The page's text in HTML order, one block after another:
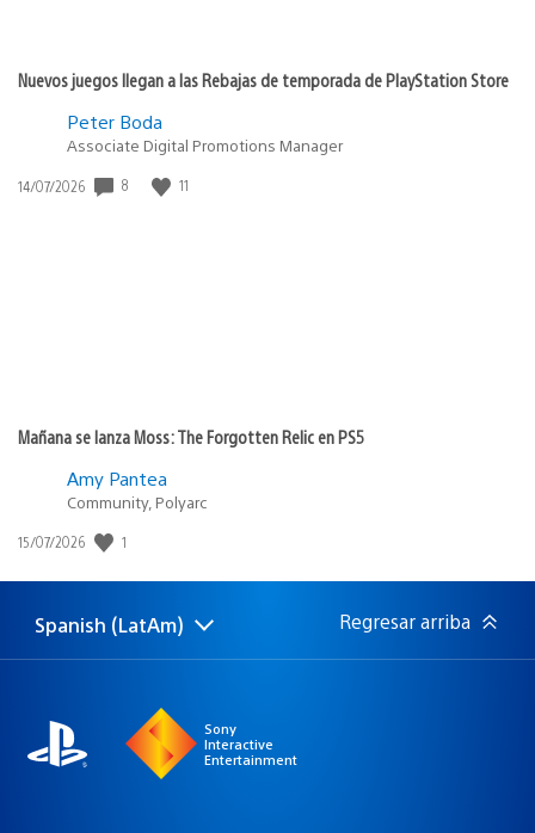
Nuevos juegos llegan a las Rebajas de temporada de PlayStation Store
Peter Boda
Associate Digital Promotions Manager
Fecha
14/07/2026 8 11
Mañana se lanza Moss: The Forgotten Relic en PS5
Amy Pantea
Community, Polyarc
Fecha
publicación:
15/07/2026 1
Elige
una
Región
actual:
Spanish (LatAm) Regresar arriba
Sony
Interactive
Entertainment